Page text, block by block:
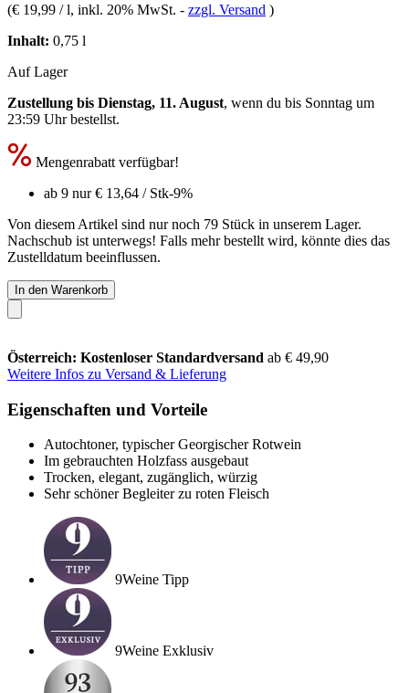
(€ 19,99 / l, inkl. 20% MwSt. - zzgl. Versand )
Inhalt: 0,75 l
Auf Lager
Zustellung bis Dienstag, 11. August, wenn du bis Sonntag um
23:59 Uhrbestellst.
Mengenrabatt verfügbar!
ab 9 nur€ 13,64 / Stk-9%
Von diesem Artikel sind nur noch 79 Stück in unserem Lager.
Nachschub ist unterwegs! Falls mehr bestellt wird, könnte dies das
Zustelldatum beeinflussen.
In den Warenkorb
Österreich: Kostenloser Standardversand ab € 49,90
Weitere Infos zu Versand & Lieferung
Eigenschaften und Vorteile
Autochtoner, typischer Georgischer Rotwein
Im gebrauchten Holzfass ausgebaut
Trocken, elegant, zugänglich, würzig
Sehr schöner Begleiter zu roten Fleisch
9Weine Tipp
9Weine Exklusiv